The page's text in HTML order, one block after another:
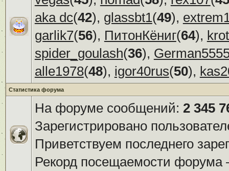
aka dc(42), glassbt1(49),
garlik7(56), ПитонКёниг(64),
spider_goulash(36),
alle1978(48), igor40rus(50),
Статистика форума
На форуме сообщений: 2 345
Зарегистрировано
Приветствуем последнего
Рекорд посещаемости